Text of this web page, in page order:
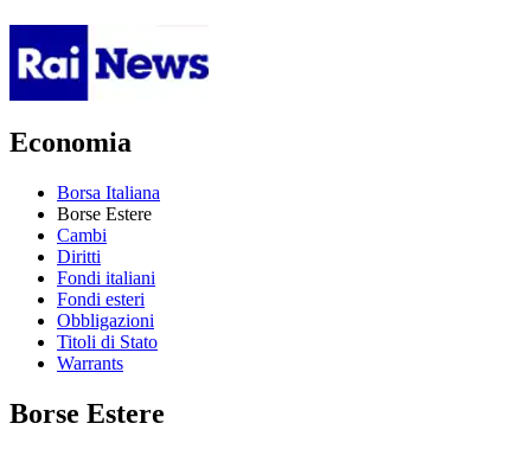
Economia
Borsa Italiana
Borse Estere
Cambi
Diritti
Fondi italiani
Fondi esteri
Obbligazioni
Titoli di Stato
Warrants
Borse Estere